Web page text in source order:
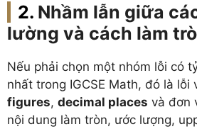
Nhầm lẫn giữa
lường và cách làm
Nếu phải chọn một nhóm lỗi có
nhất trong IGCSE Math, đó là lỗi
figures, decimal places và đơn
nội dung làm tròn, ước lượng,